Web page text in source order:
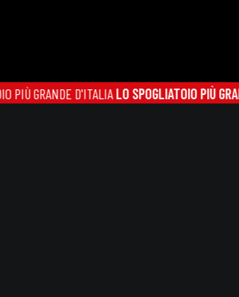
D'ITALIALO SPOGLIATOIO PIÙ GRANDE